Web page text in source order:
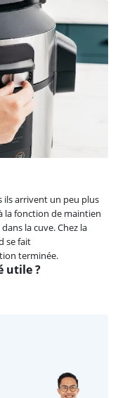
ils arrivent un peu plus
la fonction de maintien
la cuve. Chez la
se fait
terminée.
utile ?